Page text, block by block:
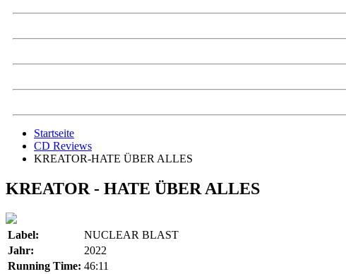
Startseite
CD Reviews
KREATOR-HATE ÜBER ALLES
KREATOR - HATE ÜBER ALLES
Label:
NUCLEAR BLAST
Jahr:
2022
Running Time: 46:11